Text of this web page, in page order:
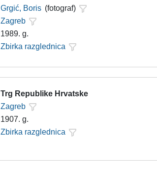
Grgić, Boris (fotograf)
Zagreb
1989. g.
Zbirka razglednica
Trg Republike Hrvatske
Zagreb
1907. g.
Zbirka razglednica